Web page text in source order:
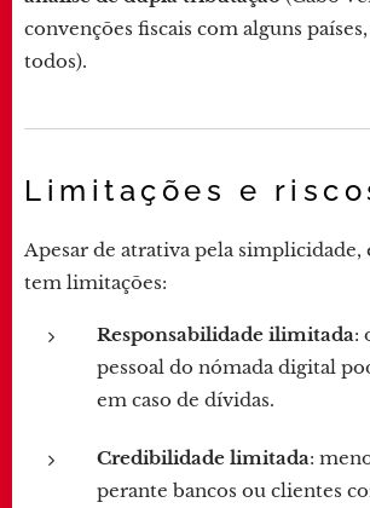
convenções fiscais com alguns
todos).
Limitações e
Apesar de atrativa pela simplicidade,
tem limitações:
Responsabilidade ilimitada:
pessoal do nómada digital
em caso de dívidas.
Credibilidade limitada:
perante bancos ou clientes